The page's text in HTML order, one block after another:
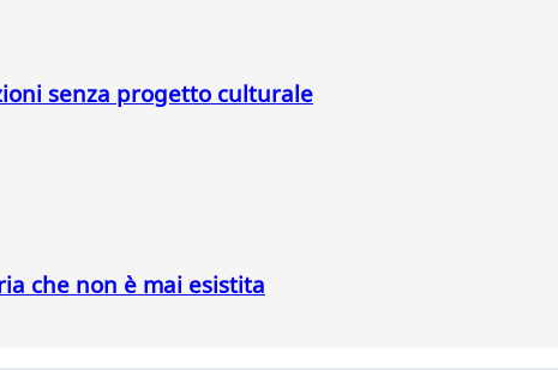
senza progetto culturale
che non è mai esistita